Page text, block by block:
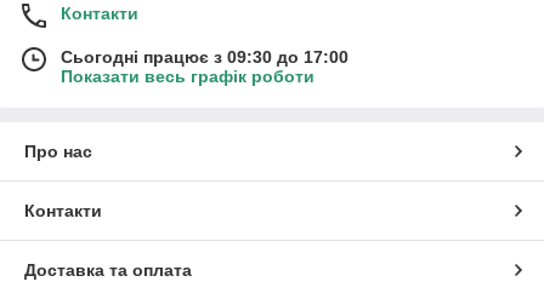
Контакти
Сьогодні працює з 09:30 до 17:00
Показати весь графік роботи
Про нас
Контакти
Доставка та оплата